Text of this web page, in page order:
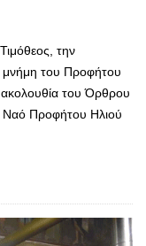
την
μνήμη του Προφήτου
του Όρθρου
Ναό Προφήτου Ηλιού